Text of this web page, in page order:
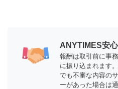
ANYTIMES安
報酬は取引前に事
に振り込まれます
でも不審な内容の
ーがあった場合は